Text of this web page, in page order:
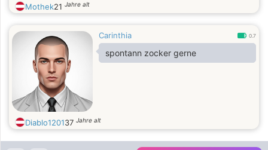
Mothek21 Jahre alt
Carinthia 0.7
spontann zocker gerne
Diablo120137 Jahre alt